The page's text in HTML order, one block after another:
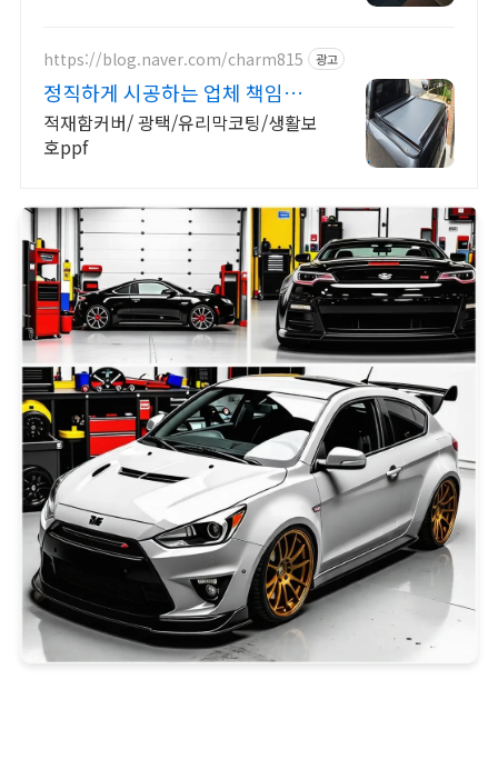
프리7 핸드컨트롤러
https://blog.naver.com/charm815 광고
정직하게 시공하는 업체 책임시공
확실한 AS까지
적재함커버/ 광택/유리막코팅/생활보
호ppf